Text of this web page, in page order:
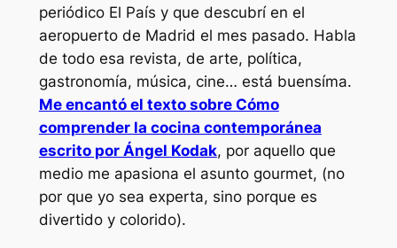
periódico El País y que descubrí en el
aeropuerto de Madrid el mes pasado. Habla
de todo esa revista, de arte, política,
gastronomía, música, cine… está buensíma.
Me encantó el texto sobre Cómo
comprender la cocina contemporánea
escrito por Ángel Kodak, por aquello que
medio me apasiona el asunto gourmet, (no
por que yo sea experta, sino porque es
divertido y colorido).